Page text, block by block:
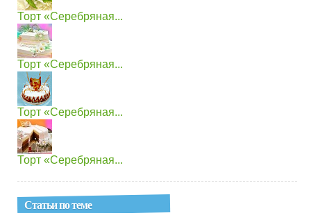
Торт «Серебряная...
Торт «Серебряная...
Торт «Серебряная...
Торт «Серебряная...
Статьи по теме